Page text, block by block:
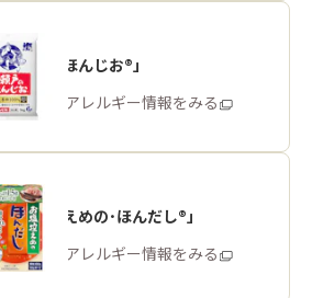
「瀬戸のほんじお®」
商品・アレルギー情報をみる
「お塩控えめの･ほんだし®」
商品・アレルギー情報をみる